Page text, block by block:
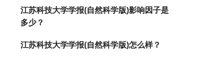
江苏科技大学学报(自然科学版)影响因子是
多少？
江苏科技大学学报(自然科学版)怎么样？